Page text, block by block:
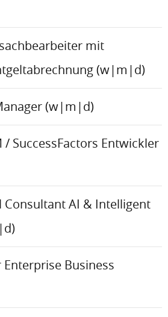
mit
(w|m|d)
(w|m|d)
/ SuccessFactors Entwickler
Consultant AI & Intelligent
Business